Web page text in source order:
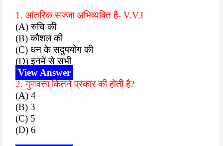
1. आंतरिक सज्जा अभिव्यक्ति है- V.V.I
(A) रुचि की
(B) कौशल की
(C) धन के सदुपयोग की
(D) इनमें से सभी
View Answer
2. गुणवत्ता कितने प्रकार की होती है?
(A) 4
(B) 3
(C) 5
(D) 6